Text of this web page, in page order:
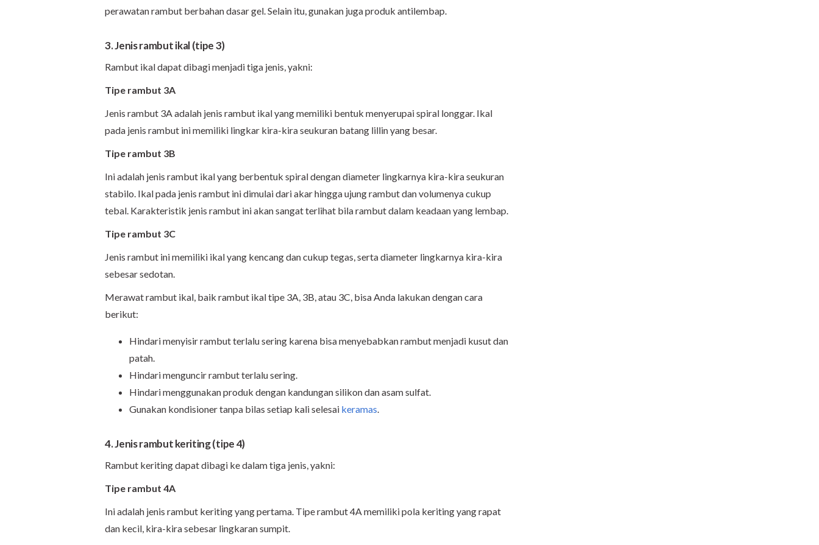
perawatan rambut berbahan dasar gel. Selain itu, gunakan juga produk antilembap.
3. Jenis rambut ikal (tipe 3)
Rambut ikal dapat dibagi menjadi tiga jenis, yakni:
Tipe rambut 3A
Jenis rambut 3A adalah jenis rambut ikal yang memiliki bentuk menyerupai spiral longgar. Ikal
pada jenis rambut ini memiliki lingkar kira-kira seukuran batang lillin yang besar.
Tipe rambut 3B
Ini adalah jenis rambut ikal yang berbentuk spiral dengan diameter lingkarnya kira-kira seukuran
stabilo. Ikal pada jenis rambut ini dimulai dari akar hingga ujung rambut dan volumenya cukup
tebal. Karakteristik jenis rambut ini akan sangat terlihat bila rambut dalam keadaan yang lembap.
Tipe rambut 3C
Jenis rambut ini memiliki ikal yang kencang dan cukup tegas, serta diameter lingkarnya kira-kira
sebesar sedotan.
Merawat rambut ikal, baik rambut ikal tipe 3A, 3B, atau 3C, bisa Anda lakukan dengan cara
berikut:
Hindari menyisir rambut terlalu sering karena bisa menyebabkan rambut menjadi kusut dan
patah.
Hindari menguncir rambut terlalu sering.
Hindari menggunakan produk dengan kandungan silikon dan asam sulfat.
Gunakan kondisioner tanpa bilas setiap kali selesai keramas.
4. Jenis rambut keriting (tipe 4)
Rambut keriting dapat dibagi ke dalam tiga jenis, yakni:
Tipe rambut 4A
Ini adalah jenis rambut keriting yang pertama. Tipe rambut 4A memiliki pola keriting yang rapat
dan kecil, kira-kira sebesar lingkaran sumpit.